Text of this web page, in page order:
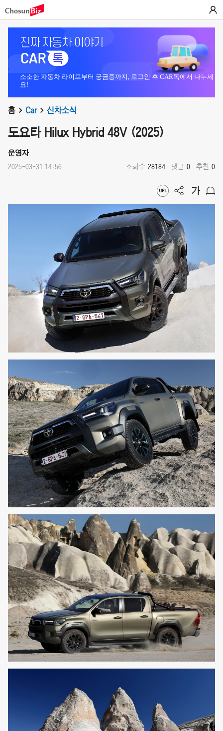
소소한 자동차 라이프부터 궁금증까지, 로그인 후 CAR톡에서 나누세
요!
홈 Car 신차소식
도요타 Hilux Hybrid 48V (2025)
운영자
2025-03-31 14:56 조회수 28184 댓글 0 추천 0